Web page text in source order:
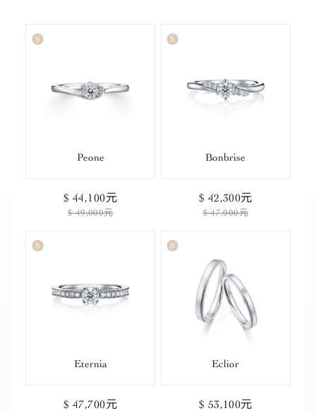
Peone
$ 44,100元
$ 49,000元
Bonbrise
$ 42,300元
$ 47,000元
Eternia
$ 47,700元
Eclior
$ 53,100元